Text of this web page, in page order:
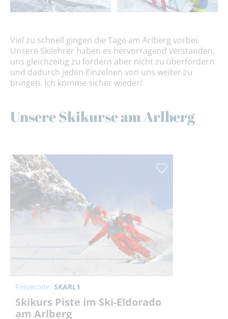
Viel zu schnell gingen die Tage am Arlberg vorbei.
Unsere Skilehrer haben es hervorragend verstanden,
uns gleichzeitig zu fordern aber nicht zu überfordern
und dadurch jeden Einzelnen von uns weiter zu
bringen. Ich komme sicher wieder!
Unsere Skikurse am Arlberg
Reisecode: SKARL1
Skikurs Piste im Ski-Eldorado
am Arlberg